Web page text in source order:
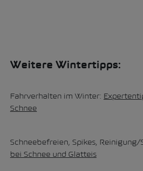
Weitere Wintertipps:
Fahrverhalten im Winter:
Schnee
Schneebefreien, Spikes, Reinigung/
bei Schnee und Glatteis